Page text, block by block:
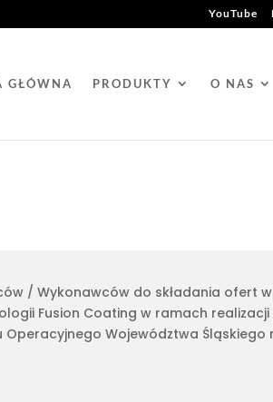
YouTube
GŁÓWNA PRODUKTY O NAS
/ Wykonawców do składania
Fusion Coating w ramach
Województwa